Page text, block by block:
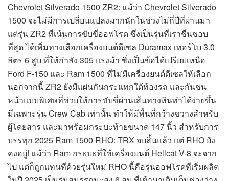
Chevrolet Silverado 1500 ZR2: แม้ว่า Chevrolet Silverado
1500 จะไม่มีการเปลี่ยนแปลงมากนักในช่วงไม่กี่ปีที่ผ่านมา
แต่รุ่น ZR2 ที่เน้นการขับขี่ออฟโรด ซึ่งเป็นรุ่นที่เราชื่นชอบ
ที่สุด ได้เพิ่มทางเลือกเครื่องยนต์ดีเซล Duramax เทอร์โบ 3.0
ลิตร 6 สูบ ที่ให้กำลัง 305 แรงม้า ซึ่งเป็นข้อได้เปรียบเหนือ
Ford F-150 และ Ram 1500 ที่ไม่มีเครื่องยนต์ดีเซลให้เลือก
นอกจากนี้ ZR2 ยังมีแผ่นกันกระแทกใต้ท้องรถ และกันชน
หน้าแบบพิเศษที่ช่วยให้การขับขี่ผ่านเส้นทางหินทำได้ง่ายขึ้น
มีเฉพาะรุ่น Crew Cab เท่านั้น ทำให้มีพื้นที่กว้างขวางสำหรับ
ผู้โดยสาร และมาพร้อมกระบะท้ายขนาด 147 นิ้ว สำหรับการ
บรรทุก 2025 Ram 1500 RHO: TRX จบสิ้นแล้ว แต่ RHO ยัง
คงอยู่! แม้ว่า Ram กระบะที่ใช้เครื่องยนต์ Hellcat V-8 จะจาก
ไป แต่ก็ถูกแทนที่ด้วยรุ่นใหม่ RHO นี้คือรุ่นออฟโรดที่เริ่มผลิต